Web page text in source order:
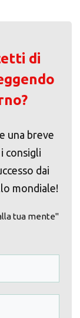
di
una breve
consigli
dai
mondiale!
tua mente"